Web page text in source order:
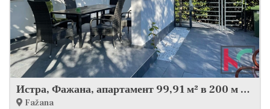
Истра, Фажана, апартамент 99,91 м² в 200 м от пляжа, #продажа
Fažana